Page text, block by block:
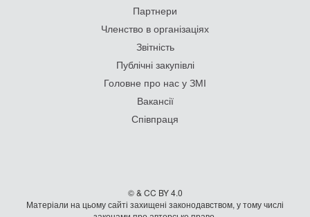
Партнери
Членство в організаціях
Звітність
Публічні закупівлі
Головне про нас у ЗМІ
Вакансії
Співпраця
© & CC BY 4.0
Матеріали на цьому сайті захищені законодавством, у тому числі